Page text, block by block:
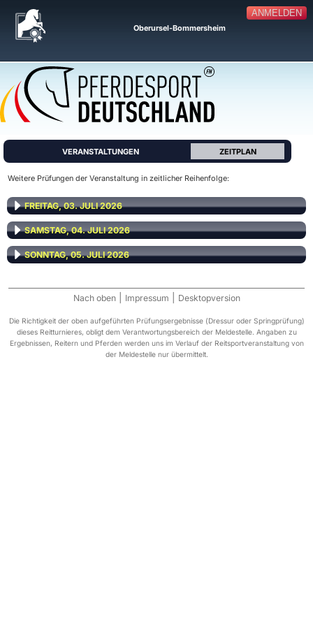
ANMELDEN
Oberursel-Bommersheim
VERANSTALTUNGEN ZEITPLAN
Weitere Prüfungen der Veranstaltung in zeitlicher Reihenfolge:
FREITAG, 03. JULI 2026
SAMSTAG, 04. JULI 2026
SONNTAG, 05. JULI 2026
Nach oben Impressum Desktopversion
Die Richtigkeit der oben aufgeführten Prüfungsergebnisse (Dressur oder Springprüfung)
dieses Reitturnieres, obligt dem Verantwortungsbereich der Meldestelle. Angaben zu
Ergebnissen, Reitern und Pferden werden uns im Verlauf der Reitsportveranstaltung von
der Meldestelle nur übermittelt.